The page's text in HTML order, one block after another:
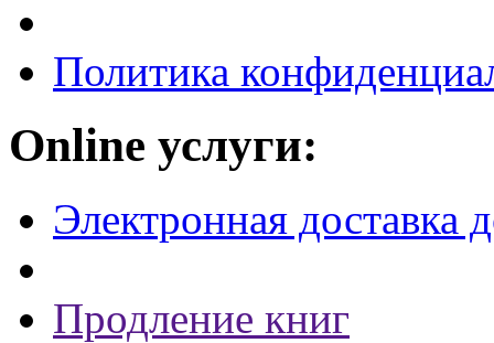
Политика
Online услуги:
Электронная доставка
Продление книг